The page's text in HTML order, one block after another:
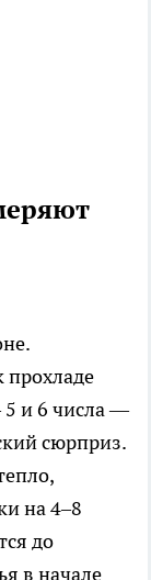
и 6 числа —
сюрприз.
на 4–8
до
в начале